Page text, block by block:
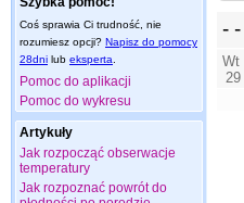
Coś sprawia Ci trudność, nie
rozumiesz opcji? Napisz do pomocy
28dni lub eksperta
Pomoc do aplikacji
Pomoc do wykresu
Artykuły
Jak rozpocząć obserwacje
temperatury
Jak rozpoznać powrót do